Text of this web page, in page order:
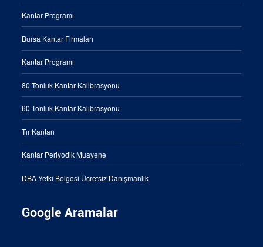
Kantar Programı
Bursa Kantar Firmaları
Kantar Programı
80 Tonluk Kantar Kalibrasyonu
60 Tonluk Kantar Kalibrasyonu
Tır Kantarı
Kantar Periyodik Muayene
DBA Yetki Belgesi Ücretsiz Danışmanlık
Google Aramalar